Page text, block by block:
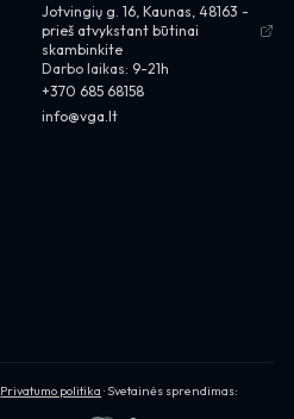
Jotvingių g. 16, Kaunas, 48163 -
prieš atvykstant būtinai
skambinkite
Darbo laikas: 9-21h
+370 685 68158
info@vga.lt
Privatumo politika Privacy Policy
· Svetainės sprendimas: